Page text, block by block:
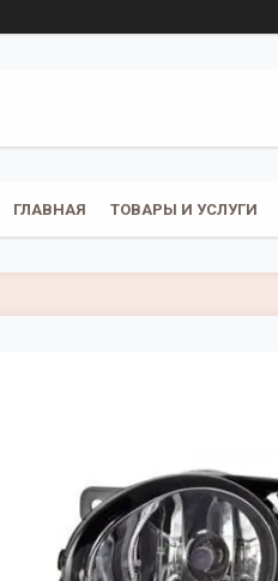
ГЛАВНАЯ ТОВАРЫ И УСЛУГИ